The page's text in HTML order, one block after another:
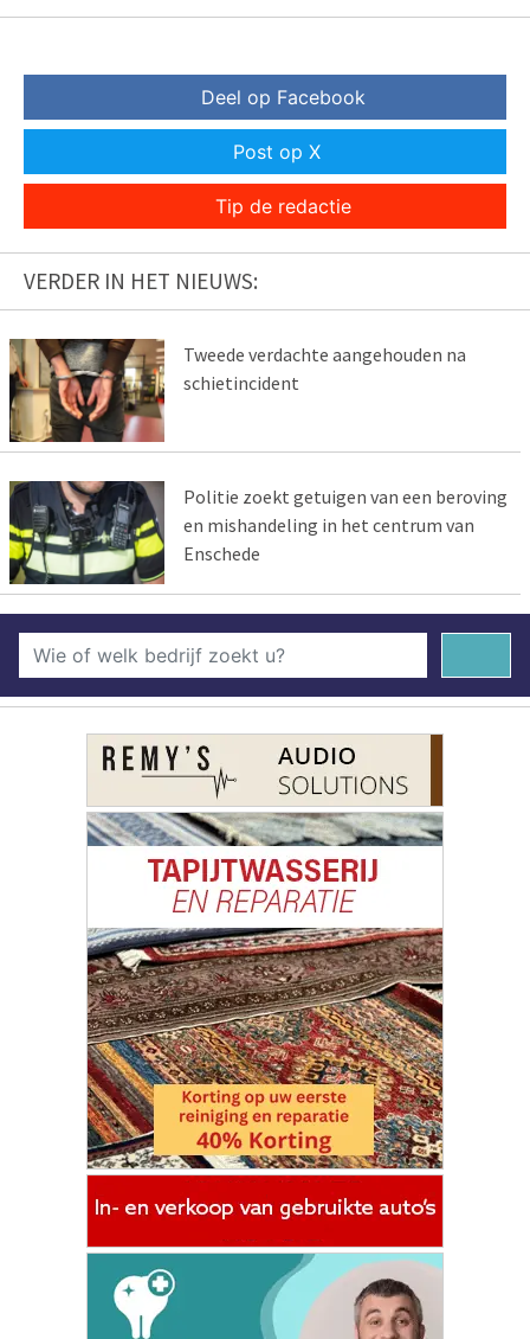
Deel op Facebook
Post op X
Tip de redactie
VERDER IN HET NIEUWS:
Tweede verdachte aangehouden na
schietincident
Politie zoekt getuigen van een beroving
en mishandeling in het centrum van
Enschede